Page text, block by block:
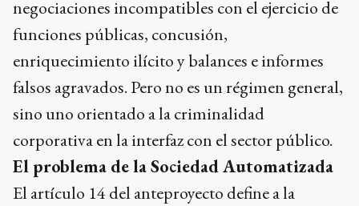
negociaciones incompatibles con el ejercicio de
funciones públicas, concusión,
enriquecimiento ilícito y balances e informes
falsos agravados. Pero no es un régimen general,
sino uno orientado a la criminalidad
corporativa en la interfaz con el sector público.
El problema de la Sociedad Automatizada
El artículo 14 del anteproyecto define a la